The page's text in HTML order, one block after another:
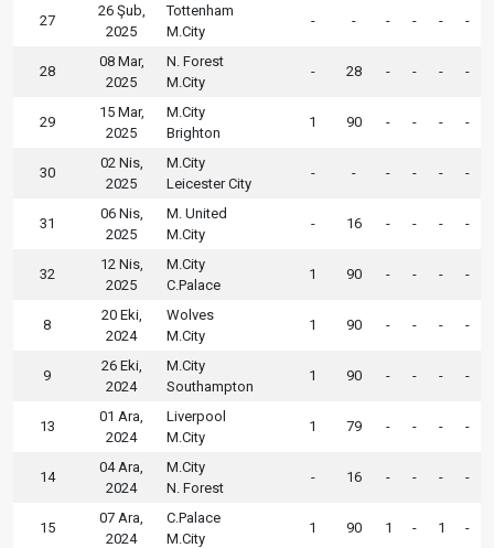
27
26 Şub,
2025
Tottenham
M.City
- - - - - -
28
08 Mar,
2025
N. Forest
M.City
- 28 - - - -
29
15 Mar,
2025
M.City
Brighton
1 90 - - - -
30
02 Nis,
2025
M.City
Leicester City
- - - - - -
31
06 Nis,
2025
M. United
M.City
- 16 - - - -
32
12 Nis,
2025
M.City
C.Palace
1 90 - - - -
8
20 Eki,
2024
Wolves
M.City
1 90 - - - -
9
26 Eki,
2024
M.City
Southampton
1 90 - - - -
13
01 Ara,
2024
Liverpool
M.City
1 79 - - - -
14
04 Ara,
2024
M.City
N. Forest
- 16 - - - -
15
07 Ara,
2024
C.Palace
M.City
1 90 1 - 1 -